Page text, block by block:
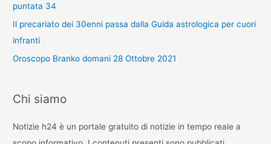
puntata 34
Il precariato dei 30enni passa dalla Guida astrologica per cuori
infranti
Oroscopo Branko domani 28 Ottobre 2021
Chi siamo
Notizie h24 è un portale gratuito di notizie in tempo reale a